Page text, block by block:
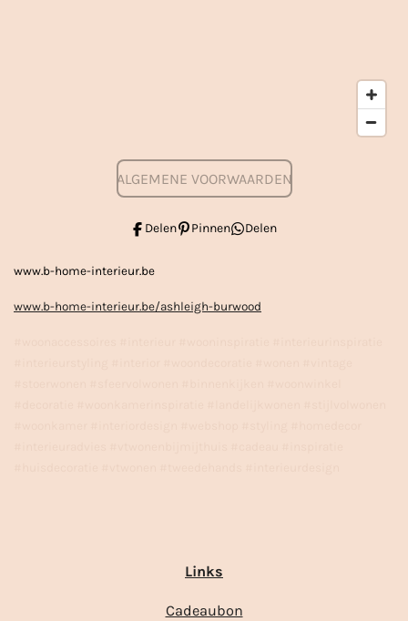
ALGEMENE VOORWAARDEN
Delen Pinnen Delen
www.b-home-interieur.be
www.b-home-interieur.be/ashleigh-burwood
Links
Cadeaubon